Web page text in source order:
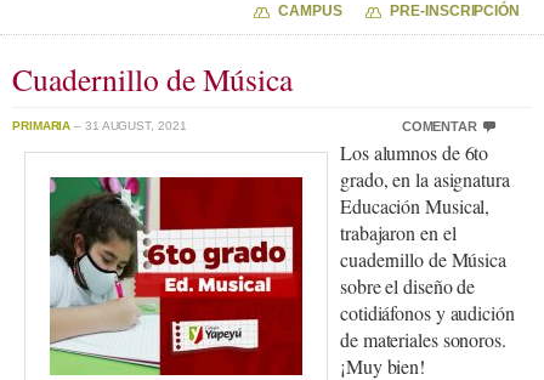
CAMPUS PRE-INSCRIPCIÓN
Cuadernillo de Música
PRIMARIA – 31 AUGUST, 2021 COMENTAR
Los alumnos de 6to
grado, en la asignatura
Educación Musical,
trabajaron en el
cuadernillo de Música
sobre el diseño de
cotidiáfonos y audición
de materiales sonoros.
¡Muy bien!